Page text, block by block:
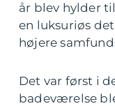
år blev hylder
en luksuriøs
højere
Det var først i
badeværelse